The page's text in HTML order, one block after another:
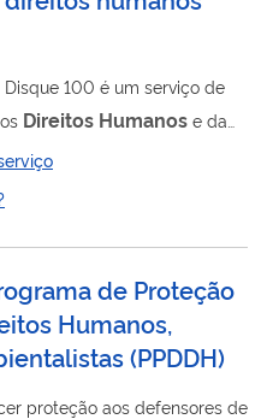
Disque 100 é um serviço de
Direitos Humanos e da
nº 10.174, de 13 de
demandas relativas a
de vulnerabilidade social.
direitose de
de Proteção
Humanos,
(PPDDH)
proteção aos defensores de